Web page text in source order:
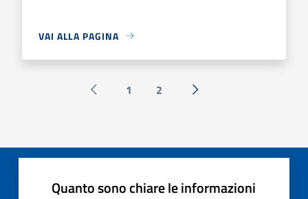
VAI ALLA PAGINA
Pagina precedente
1 2 Successiva »
Quanto sono chiare le informazioni